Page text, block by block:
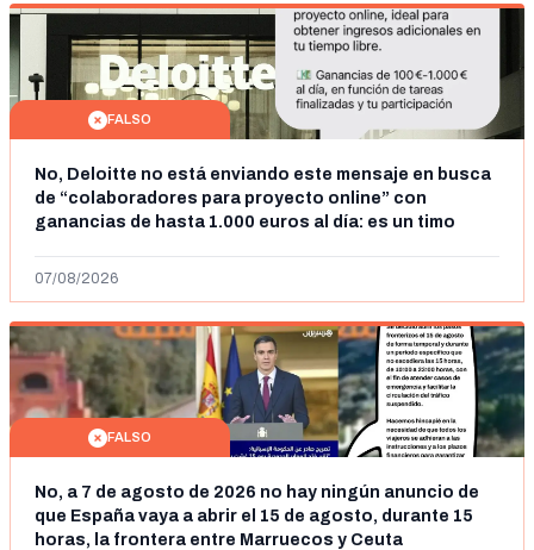
FALSO
No, Deloitte no está enviando este mensaje en busca
de “colaboradores para proyecto online” con
ganancias de hasta 1.000 euros al día: es un timo
07/08/2026
FALSO
No, a 7 de agosto de 2026 no hay ningún anuncio de
que España vaya a abrir el 15 de agosto, durante 15
horas, la frontera entre Marruecos y Ceuta